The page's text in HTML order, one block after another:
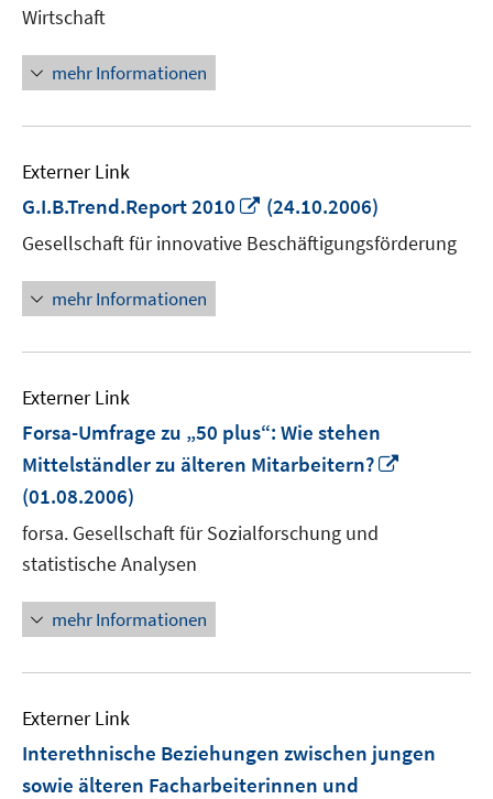
Wirtschaft
mehr Informationen
Externer Link
G.I.B.Trend.Report 2010
In
neuem
Fenster
(24.10.2006)
Gesellschaft für innovative Beschäftigungsförderung
mehr Informationen
Externer Link
Forsa-Umfrage zu „50 plus“: Wie stehen
Mittelständler zu älteren Mitarbeitern?
(01.08.2006)
forsa. Gesellschaft für Sozialforschung und
statistische Analysen
mehr Informationen
Externer Link
Interethnische Beziehungen zwischen jungen
sowie älteren Facharbeiterinnen und